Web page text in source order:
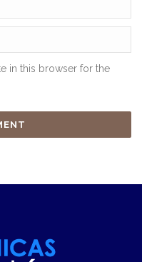
in this browser for the